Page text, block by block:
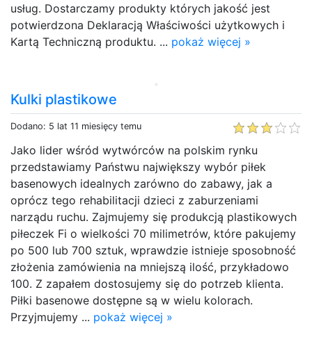
usług. Dostarczamy produkty których jakość jest
potwierdzona Deklaracją Właściwości użytkowych i
Kartą Techniczną produktu. ... pokaż więcej »
Kulki plastikowe
Dodano: 5 lat 11 miesięcy temu
Jako lider wśród wytwórców na polskim rynku
przedstawiamy Państwu największy wybór piłek
basenowych idealnych zarówno do zabawy, jak a
oprócz tego rehabilitacji dzieci z zaburzeniami
narządu ruchu. Zajmujemy się produkcją plastikowych
piłeczek Fi o wielkości 70 milimetrów, które pakujemy
po 500 lub 700 sztuk, wprawdzie istnieje sposobność
złożenia zamówienia na mniejszą ilość, przykładowo
100. Z zapałem dostosujemy się do potrzeb klienta.
Piłki basenowe dostępne są w wielu kolorach.
Przyjmujemy ... pokaż więcej »